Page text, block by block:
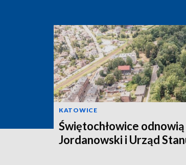
KATOWICE
Świętochłowice
Jordanowski i Urząd